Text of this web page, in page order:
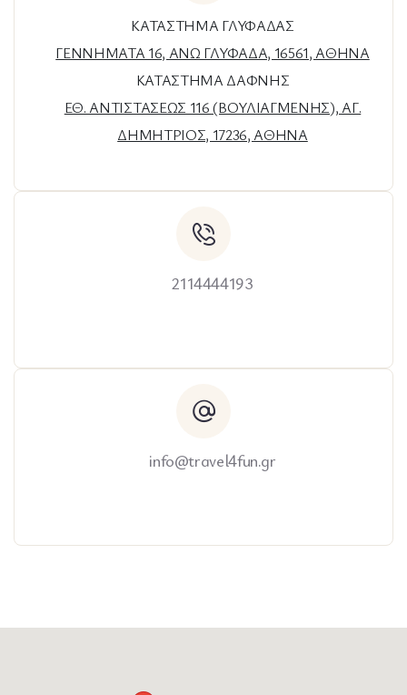
ΚΑΤΑΣΤΗΜΑ ΓΛΥΦΑΔΑΣ
ΓΕΝΝΗΜΑΤΑ 16, ΑΝΩ ΓΛΥΦΑΔΑ, 16561, ΑΘΗΝΑ
ΚΑΤΑΣΤΗΜΑ ΔΑΦΝΗΣ
ΕΘ. ΑΝΤΙΣΤΑΣΕΩΣ 116 (ΒΟΥΛΙΑΓΜΕΝΗΣ), ΑΓ.
ΔΗΜΗΤΡΙΟΣ, 17236, ΑΘΗΝΑ
2114444193
info@travel4fun.gr